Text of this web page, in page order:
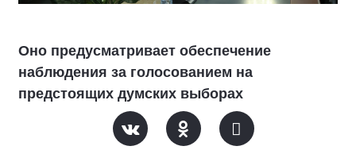
Оно предусматривает обеспечение
наблюдения за голосованием на
предстоящих думских выборах